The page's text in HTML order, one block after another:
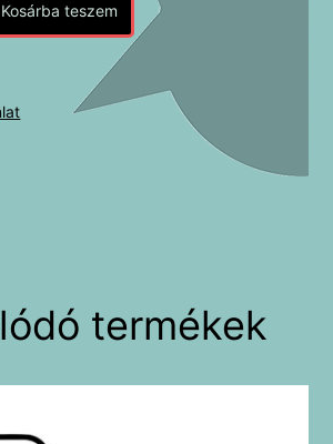
Kosárba teszem
termékek